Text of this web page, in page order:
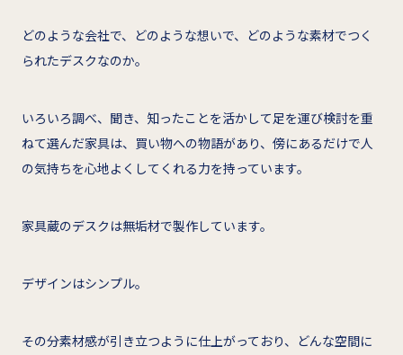
どのような会社で、どのような想いで、どのような素材でつく
られたデスクなのか。
いろいろ調べ、聞き、知ったことを活かして足を運び検討を重
ねて選んだ家具は、買い物への物語があり、傍にあるだけで人
の気持ちを心地よくしてくれる力を持っています。
家具蔵のデスクは無垢材で製作しています。
デザインはシンプル。
その分素材感が引き立つように仕上がっており、どんな空間に